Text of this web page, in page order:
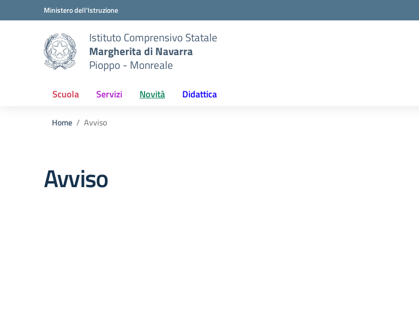
Vai ai contenuti
Vai al menu di navigazione
Ministero dell'Istruzione
Istituto Comprensivo Statale
Margherita di Navarra
Pioppo - Monreale
Scuola Servizi Novità Didattica
Home Avviso
Avviso